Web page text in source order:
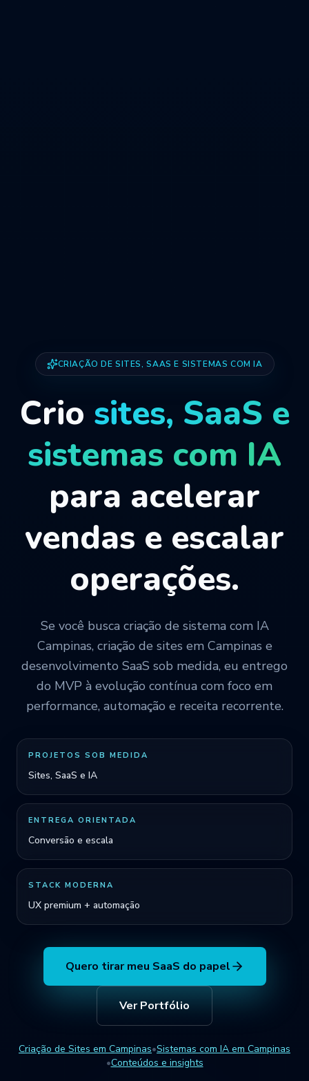
CRIAÇÃO DE SITES, SAAS E SISTEMAS COM IA
Crio sites, SaaS e
sistemas com IA
para acelerar
vendas e escalar
operações.
Se você busca criação de sistema com IA
Campinas, criação de sites em Campinas e
desenvolvimento SaaS sob medida, eu entrego
do MVP à evolução contínua com foco em
performance, automação e receita recorrente.
PROJETOS SOB MEDIDA
Sites, SaaS e IA
ENTREGA ORIENTADA
Conversão e escala
STACK MODERNA
UX premium + automação
Quero tirar meu SaaS do papel
Ver Portfólio
Criação de Sites em Campinas•Sistemas com IA em Campinas
•Conteúdos e insights